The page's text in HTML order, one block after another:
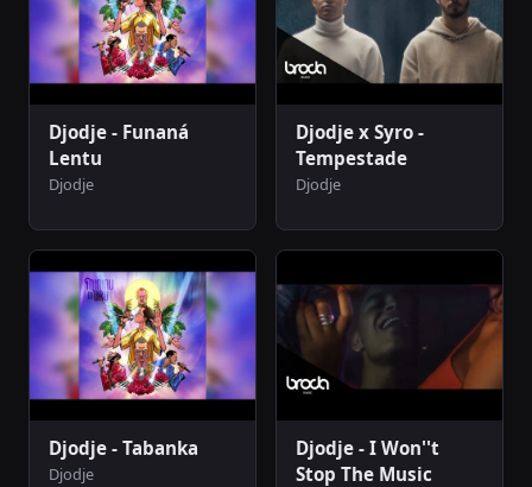
Djodje - Funaná
Lentu
Djodje
Djodje x Syro -
Tempestade
Djodje
Djodje - Tabanka
Djodje
Djodje - I Won''t
Stop The Music